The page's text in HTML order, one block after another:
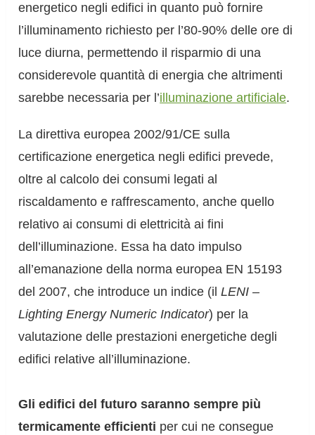
energetico negli edifici in quanto può fornire
l’illuminamento richiesto per l’80-90% delle ore di
luce diurna, permettendo il risparmio di una
considerevole quantità di energia che altrimenti
sarebbe necessaria per l’illuminazione artificiale.
La direttiva europea 2002/91/CE sulla
certificazione energetica negli edifici prevede,
oltre al calcolo dei consumi legati al
riscaldamento e raffrescamento, anche quello
relativo ai consumi di elettricità ai fini
dell’illuminazione. Essa ha dato impulso
all’emanazione della norma europea EN 15193
del 2007, che introduce un indice (ilLENI –
Lighting Energy Numeric Indicator) per la
valutazione delle prestazioni energetiche degli
edifici relative all’illuminazione.
Gli edifici del futuro saranno sempre più
termicamente efficienti per cui ne consegue